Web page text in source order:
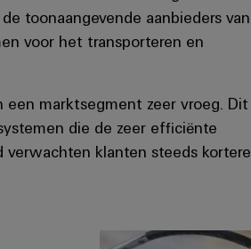
toonaangevende aanbieders van
voor het transporteren en
een marktsegment zeer vroeg. Dit
die de zeer efficiënte
verwachten klanten steeds kortere